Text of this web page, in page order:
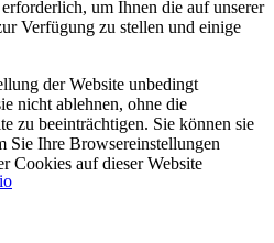
um Ihnen die auf unserer
Verfügung zu stellen und einige
der Website unbedingt
nicht ablehnen, ohne die
zu beeinträchtigen. Sie können sie
Sie Ihre Browsereinstellungen
Cookies auf dieser Website